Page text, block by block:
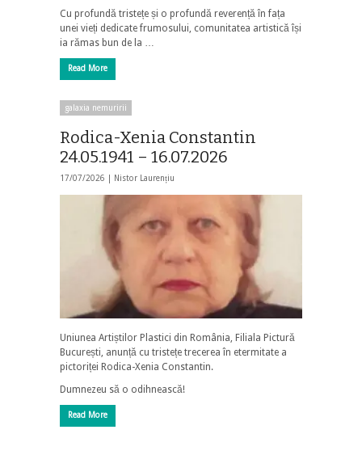
Cu profundă tristețe și o profundă reverență în fața
unei vieți dedicate frumosului, comunitatea artistică își
ia rămas bun de la …
Read More
galaxia nemuririi
Rodica-Xenia Constantin
24.05.1941 – 16.07.2026
17/07/2026 | Nistor Laurențiu
Uniunea Artiștilor Plastici din România, Filiala Pictură
București, anunță cu tristețe trecerea în etermitate a
pictoriței Rodica-Xenia Constantin.
Dumnezeu să o odihnească!
Read More